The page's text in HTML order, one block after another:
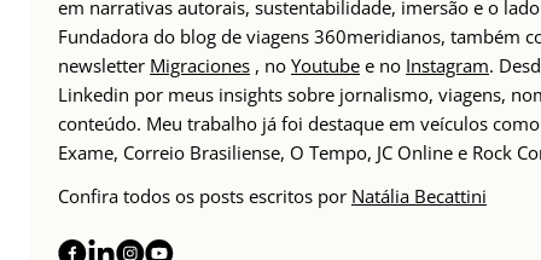
em narrativas autorais, sustentabilidade, imersão e o
Fundadora do blog de viagens 360meridianos, também
newsletter Migraciones , no Youtube e no Instagram.
Linkedin por meus insights sobre jornalismo, viagens,
conteúdo. Meu trabalho já foi destaque em veículos
Exame, Correio Brasiliense, O Tempo, JC Online e Rock
Confira todos os posts escritos por Natália Becattini